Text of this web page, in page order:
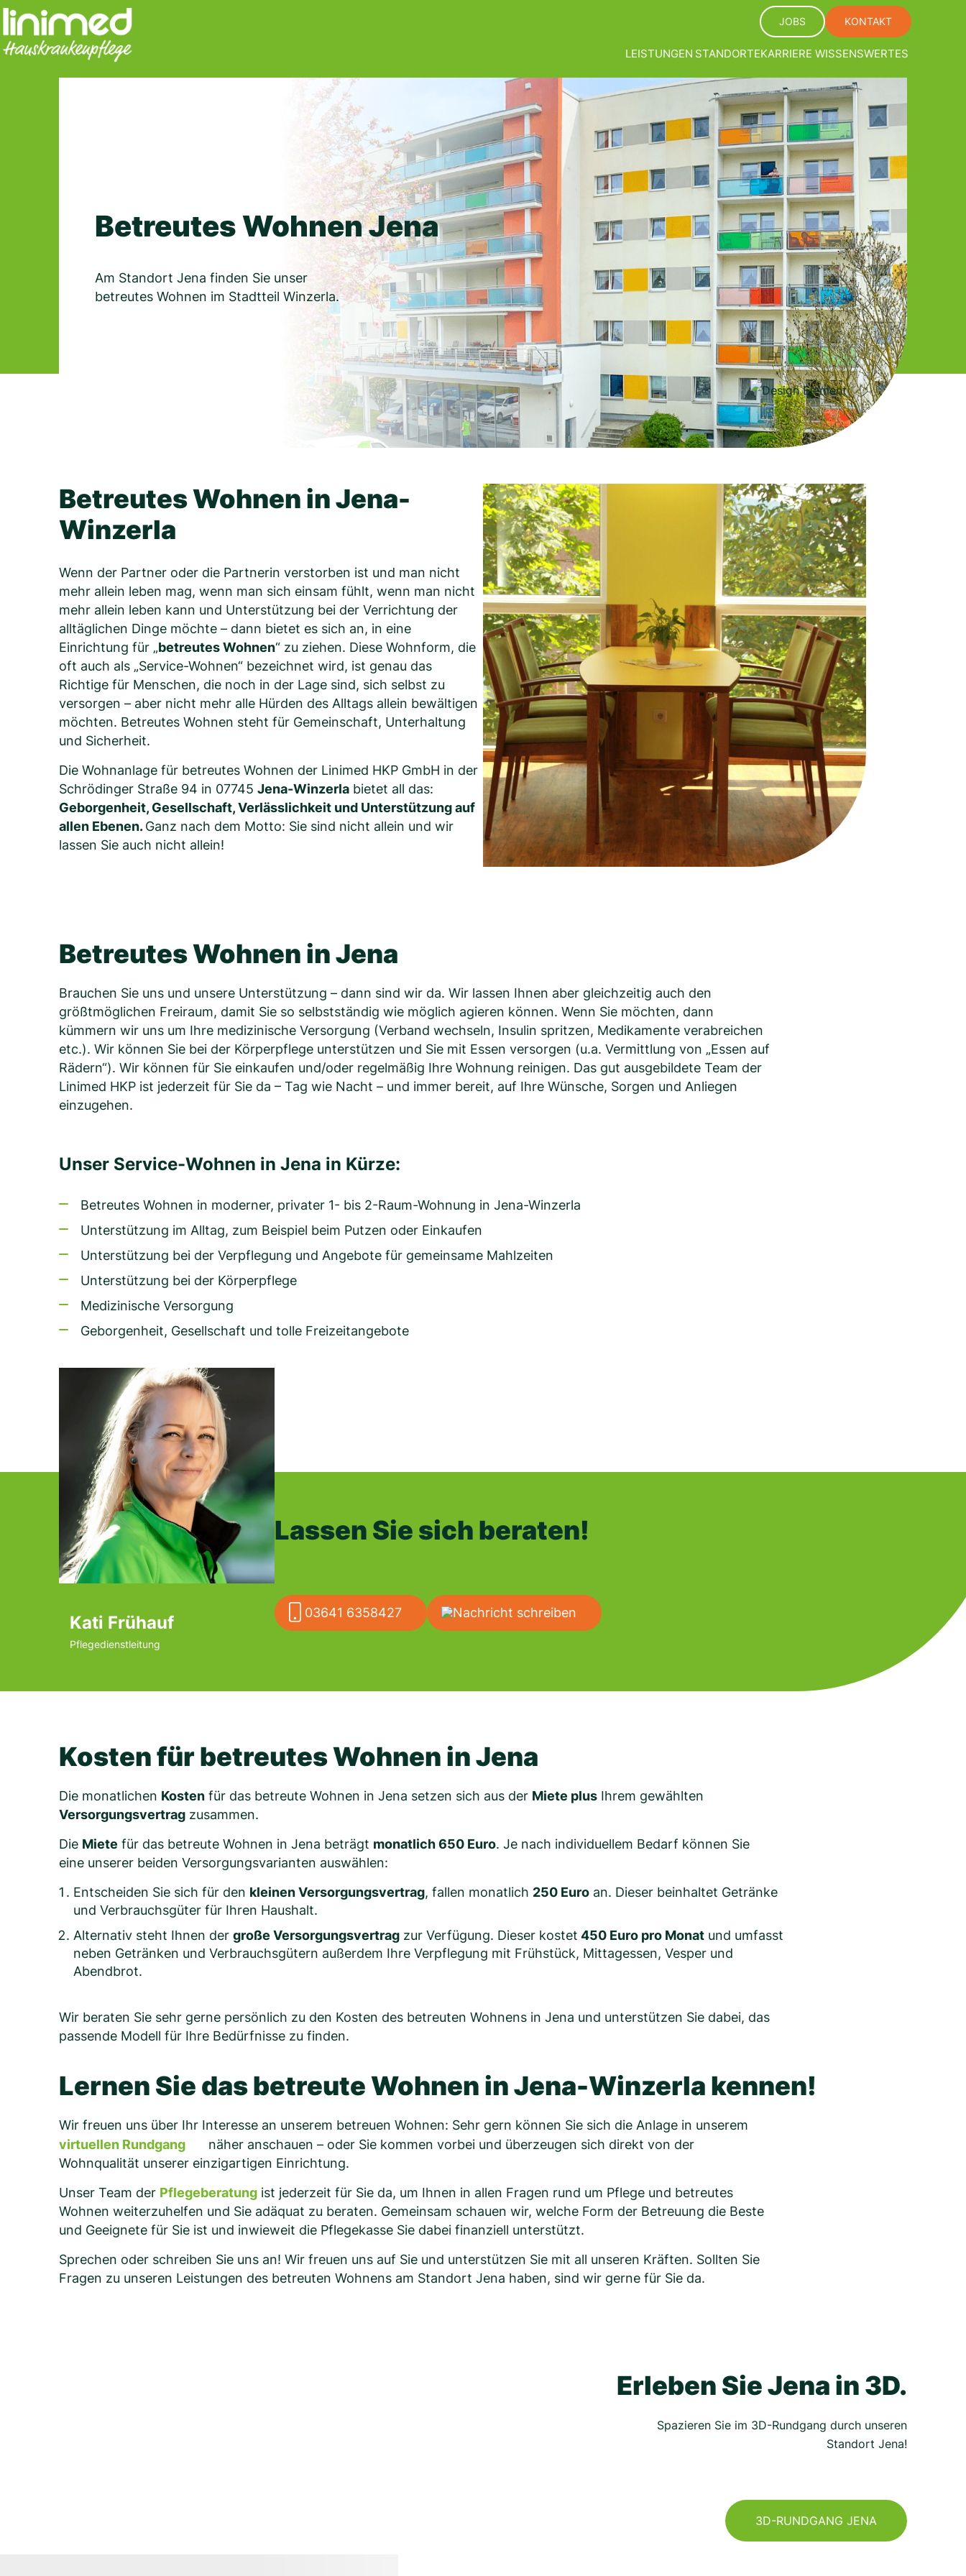
Skip
to
content
JOBS KONTAKT
LEISTUNGEN STANDORTEKARRIERE WISSENSWERTES
Betreutes Wohnen Jena
Am Standort Jena finden Sie unser
betreutes Wohnen im Stadtteil Winzerla.
Betreutes Wohnen in Jena-
Winzerla
Wenn der Partner oder die Partnerin verstorben ist und man nicht
mehr allein leben mag, wenn man sich einsam fühlt, wenn man nicht
mehr allein leben kann und Unterstützung bei der Verrichtung der
alltäglichen Dinge möchte – dann bietet es sich an, in eine
Einrichtung für „betreutes Wohnen“ zu ziehen. Diese Wohnform, die
oft auch als „Service-Wohnen“ bezeichnet wird, ist genau das
Richtige für Menschen, die noch in der Lage sind, sich selbst zu
versorgen – aber nicht mehr alle Hürden des Alltags allein bewältigen
möchten. Betreutes Wohnen steht für Gemeinschaft, Unterhaltung
und Sicherheit.
Die Wohnanlage für betreutes Wohnen der Linimed HKP GmbH in der
Schrödinger Straße 94 in 07745 Jena-Winzerla bietet all das:
Geborgenheit, Gesellschaft, Verlässlichkeit und Unterstützung auf
allen Ebenen.Ganz nach dem Motto: Sie sind nicht allein und wir
lassen Sie auch nicht allein!
Betreutes Wohnen in Jena
Brauchen Sie uns und unsere Unterstützung – dann sind wir da. Wir lassen Ihnen aber gleichzeitig auch den
größtmöglichen Freiraum, damit Sie so selbstständig wie möglich agieren können. Wenn Sie möchten, dann
kümmern wir uns um Ihre medizinische Versorgung (Verband wechseln, Insulin spritzen, Medikamente verabreichen
etc.). Wir können Sie bei der Körperpflege unterstützen und Sie mit Essen versorgen (u.a. Vermittlung von „Essen auf
Rädern“). Wir können für Sie einkaufen und/oder regelmäßig Ihre Wohnung reinigen. Das gut ausgebildete Team der
Linimed HKP ist jederzeit für Sie da – Tag wie Nacht – und immer bereit, auf Ihre Wünsche, Sorgen und Anliegen
einzugehen.
Unser Service-Wohnen in Jena in Kürze:
Betreutes Wohnen in moderner, privater 1- bis 2-Raum-Wohnung in Jena-Winzerla
Unterstützung im Alltag, zum Beispiel beim Putzen oder Einkaufen
Unterstützung bei der Verpflegung und Angebote für gemeinsame Mahlzeiten
Unterstützung bei der Körperpflege
Medizinische Versorgung
Geborgenheit, Gesellschaft und tolle Freizeitangebote
Kati Frühauf
Pflegedienstleitung
Lassen Sie sich beraten!
03641 6358427 Nachricht schreiben
Kosten für betreutes Wohnen in Jena
Die monatlichen Kosten für das betreute Wohnen in Jena setzen sich aus der Miete plus Ihrem gewählten
Versorgungsvertrag zusammen.
Die Miete für das betreute Wohnen in Jena beträgt monatlich 650 Euro. Je nach individuellem Bedarf können Sie
eine unserer beiden Versorgungsvarianten auswählen:
Entscheiden Sie sich für den kleinen Versorgungsvertrag, fallen monatlich 250 Euro an. Dieser beinhaltet Getränke
und Verbrauchsgüter für Ihren Haushalt.
Alternativ steht Ihnen der große Versorgungsvertrag zur Verfügung. Dieser kostet 450 Euro pro Monat und umfasst
neben Getränken und Verbrauchsgütern außerdem Ihre Verpflegung mit Frühstück, Mittagessen, Vesper und
Abendbrot.
Wir beraten Sie sehr gerne persönlich zu den Kosten des betreuten Wohnens in Jena und unterstützen Sie dabei, das
passende Modell für Ihre Bedürfnisse zu finden.
Lernen Sie das betreute Wohnen in Jena-Winzerla kennen!
Wir freuen uns über Ihr Interesse an unserem betreuen Wohnen: Sehr gern können Sie sich die Anlage in unserem
virtuellen Rundgang
näher anschauen – oder Sie kommen vorbei und überzeugen sich direkt von der
Wohnqualität unserer einzigartigen Einrichtung.
Unser Team der Pflegeberatung ist jederzeit für Sie da, um Ihnen in allen Fragen rund um Pflege und betreutes
Wohnen weiterzuhelfen und Sie adäquat zu beraten. Gemeinsam schauen wir, welche Form der Betreuung die Beste
und Geeignete für Sie ist und inwieweit die Pflegekasse Sie dabei finanziell unterstützt.
Sprechen oder schreiben Sie uns an! Wir freuen uns auf Sie und unterstützen Sie mit all unseren Kräften. Sollten Sie
Fragen zu unseren Leistungen des betreuten Wohnens am Standort Jena haben, sind wir gerne für Sie da.
Erleben Sie Jena in 3D.
Spazieren Sie im 3D-Rundgang durch unseren
Standort Jena!
3D-RUNDGANG JENA